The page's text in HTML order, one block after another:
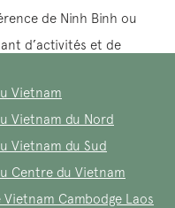
Vietnam
Vietnam du Nord
Vietnam du Sud
Centre du Vietnam
Vietnam Cambodge Laos
de Ninh Binh ou
d’activités et de
à venir à Hoa
et qui s’intègre
de 7 à 8 jours
plus d’informations,